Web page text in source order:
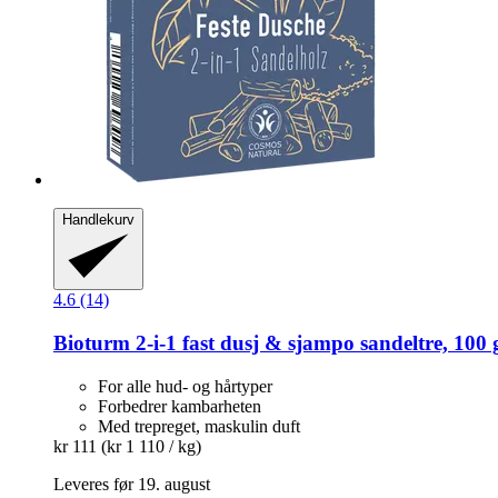
Handlekurv
4.6 (14)
Bioturm 2-​i-​1 fast dusj & sjampo sandeltre, 100
For alle hud- og hårtyper
Forbedrer kambarheten
Med trepreget, maskulin duft
kr 111 (kr 1 110 / kg)
Leveres før 19. august